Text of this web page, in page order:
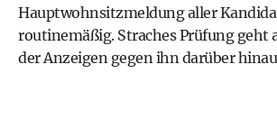
Hauptwohnsitzmeldung aller
routinemäßig. Straches Prüfung geht
der Anzeigen gegen ihn darüber